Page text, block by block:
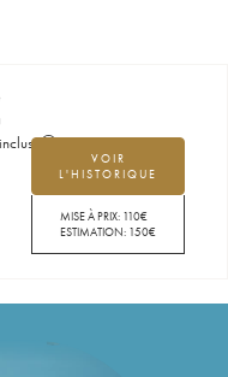
VOIR
L'HISTORIQUE
MISE À PRIX: 110€
ESTIMATION: 150€